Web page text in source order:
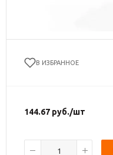
В ИЗБРАННОЕ
144.67 руб./шт